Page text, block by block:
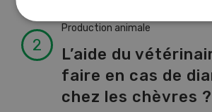
Production animale
L’aide du
faire en cas de
chez les chèvres